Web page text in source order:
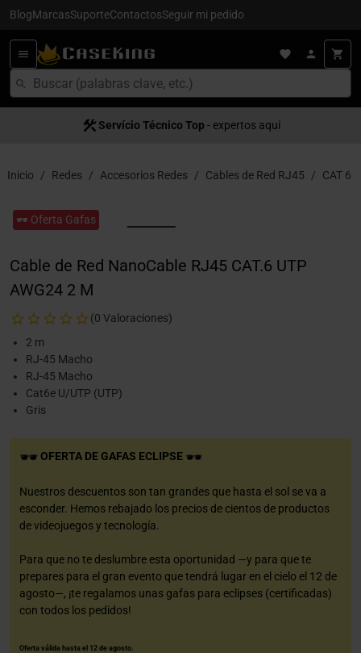
BlogMarcasSuporteContactosSeguir mi pedido
Servício Técnico Top - expertos aquí
Inicio Redes Accesorios Redes Cables de Red RJ45 CAT 6
🕶️ Oferta Gafas
Cable de Red NanoCable RJ45 CAT.6 UTP
AWG24 2 M
(0 Valoraciones)
2 m
RJ-45 Macho
RJ-45 Macho
Cat6e U/UTP (UTP)
Gris
OFERTA DE GAFAS ECLIPSE
Nuestros descuentos son tan grandes que hasta el sol se va a
esconder. Hemos rebajado los precios de cientos de productos
de videojuegos y tecnología.
Para que no te deslumbre esta oportunidad —y para que te
prepares para el gran evento que tendrá lugar en el cielo el 12 de
agosto—, ¡te regalamos unas gafas para eclipses (certificadas)
con todos los pedidos!
Oferta válida hasta el 12 de agosto.